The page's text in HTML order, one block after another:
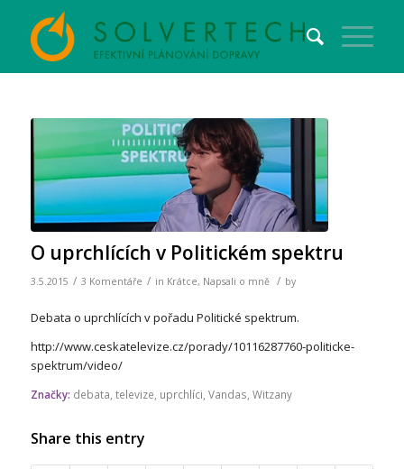
O uprchlících v Politickém spektru
3.5.2015 / 3 Komentáře / in Krátce, Napsali o mně / by
Debata o uprchlících v pořadu Politické spektrum.
http://www.ceskatelevize.cz/porady/10116287760-politicke-
spektrum/video/
Značky: debata televize uprchlíci Vandas Witzany
Share this entry